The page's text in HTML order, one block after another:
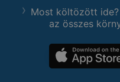
Most költözött
az összes